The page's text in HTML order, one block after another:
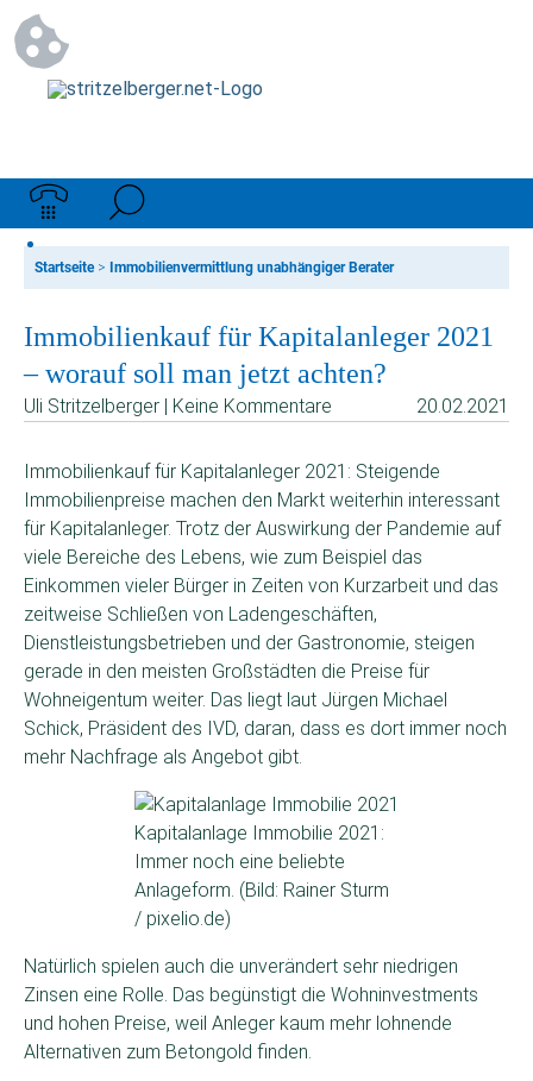
Startseite> Immobilienvermittlung unabhängiger Berater
Immobilienkauf für Kapitalanleger 2021
– worauf soll man jetzt achten?
Uli Stritzelberger | Keine Kommentare 20.02.2021
Immobilienkauf für Kapitalanleger 2021: Steigende
Immobilienpreise machen den Markt weiterhin interessant
für Kapitalanleger. Trotz der Auswirkung der Pandemie auf
viele Bereiche des Lebens, wie zum Beispiel das
Einkommen vieler Bürger in Zeiten von Kurzarbeit und das
zeitweise Schließen von Ladengeschäften,
Dienstleistungsbetrieben und der Gastronomie, steigen
gerade in den meisten Großstädten die Preise für
Wohneigentum weiter. Das liegt laut Jürgen Michael
Schick, Präsident des IVD, daran, dass es dort immer noch
mehr Nachfrage als Angebot gibt.
Kapitalanlage Immobilie 2021:
Immer noch eine beliebte
Anlageform. (Bild: Rainer Sturm
/ pixelio.de)
Natürlich spielen auch die unverändert sehr niedrigen
Zinsen eine Rolle. Das begünstigt die Wohninvestments
und hohen Preise, weil Anleger kaum mehr lohnende
Alternativen zum Betongold finden.